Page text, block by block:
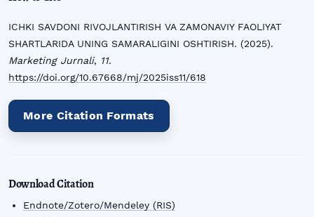
ICHKI SAVDONI RIVOJLANTIRISH VA ZAMONAVIY FAOLIYAT
SHARTLARIDA UNING SAMARALIGINI OSHTIRISH. (2025).
Marketing Jurnali, 11.
https://doi.org/10.67668/mj/2025iss11/618
More Citation Formats
Download Citation
Endnote/Zotero/Mendeley (RIS)